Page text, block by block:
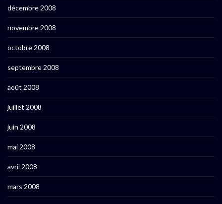
décembre 2008
novembre 2008
octobre 2008
septembre 2008
août 2008
juillet 2008
juin 2008
mai 2008
avril 2008
mars 2008